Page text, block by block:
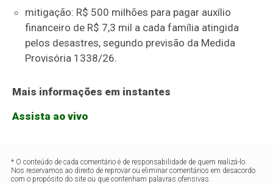
mitigação: R$ 500 milhões para pagar auxílio
financeiro de R$ 7,3 mil a cada família atingida
pelos desastres, segundo previsão da Medida
Provisória 1338/26.
Mais informações em instantes
Assista ao vivo
* O conteúdo de cada comentário é de responsabilidade de quem realizá-lo.
Nos reservamos ao direito de reprovar ou eliminar comentários em desacordo
com o propósito do site ou que contenham palavras ofensivas.